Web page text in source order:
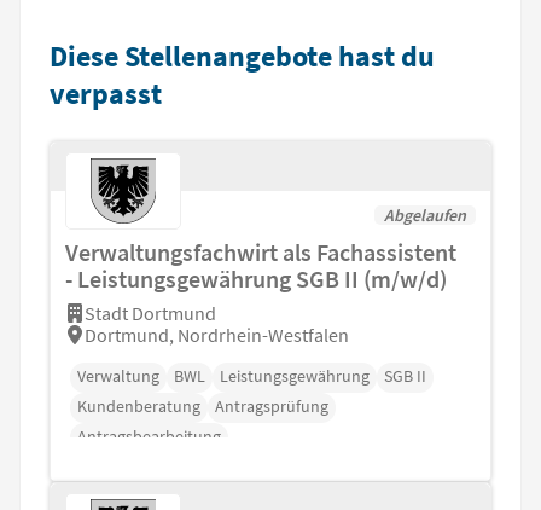
Diese Stellenangebote hast du
verpasst
Abgelaufen
Verwaltungsfachwirt als Fachassistent
- Leistungsgewährung SGB II (m/w/d)
Stadt Dortmund
Dortmund, Nordrhein-Westfalen
Verwaltung BWL Leistungsgewährung
SGB II
Kundenberatung
Antragsprüfung
Antragsbearbeitung